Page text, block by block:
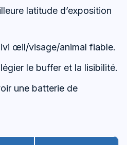
latitude d’exposition
œil/visage/animal fiable.
le buffer et la lisibilité.
une batterie de